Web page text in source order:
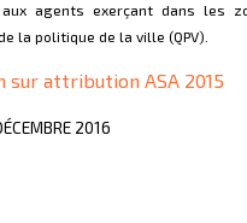
agents exerçant dans les
la politique de la ville (QPV).
sur attribution ASA 2015
2016